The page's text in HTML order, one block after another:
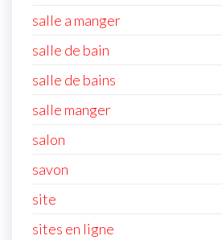
salle a manger
salle de bain
salle de bains
salle manger
salon
savon
site
sites en ligne